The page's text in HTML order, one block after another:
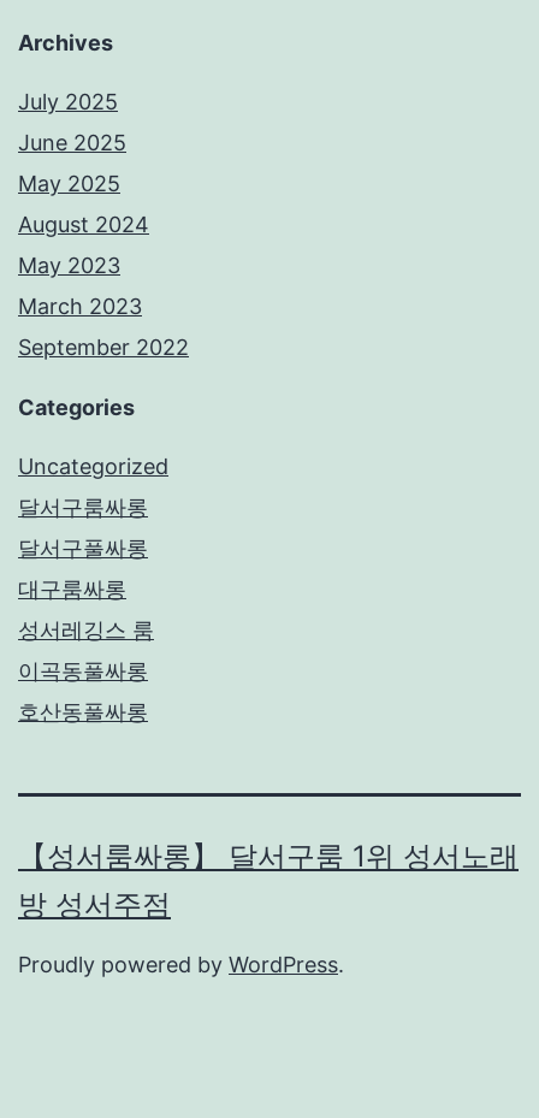
Archives
July 2025
June 2025
May 2025
August 2024
May 2023
March 2023
September 2022
Categories
Uncategorized
달서구룸싸롱
달서구풀싸롱
대구룸싸롱
성서레깅스 룸
이곡동풀싸롱
호산동풀싸롱
【성서룸싸롱】 달서구룸 1위 성서노래
방 성서주점
Proudly powered by WordPress.